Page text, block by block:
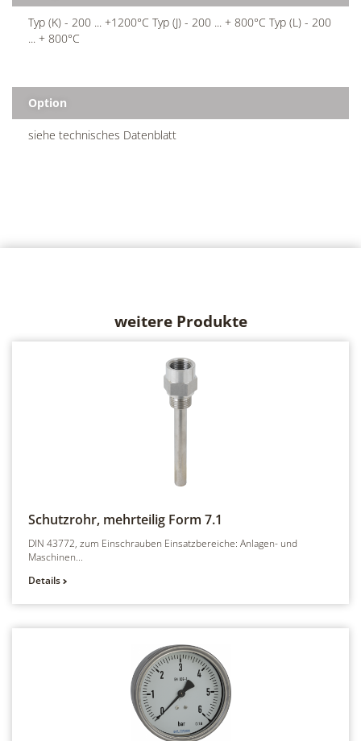
Typ (K) - 200 ... +1200°C Typ (J) - 200 ... + 800°C Typ (L) - 200
... + 800°C
Option
siehe technisches Datenblatt
weitere Produkte
Schutzrohr, mehrteilig Form 7.1
DIN 43772, zum Einschrauben Einsatzbereiche: Anlagen- und
Maschinen...
Details